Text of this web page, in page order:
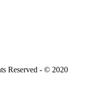
Reserved - © 2020